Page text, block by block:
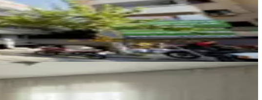
HAYAT EMLAK GAYRİMENKULMEHMET KARAKAŞ
Ara
HAYAT EMLAK GAYRİMENKUL